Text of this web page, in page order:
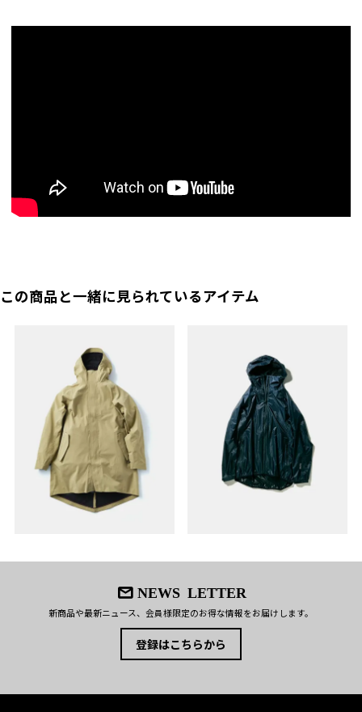
この商品と一緒に見られているアイテム
NEWS LETTER
新商品や最新ニュース、会員様限定のお得な情報をお届けします。
登録はこちらから